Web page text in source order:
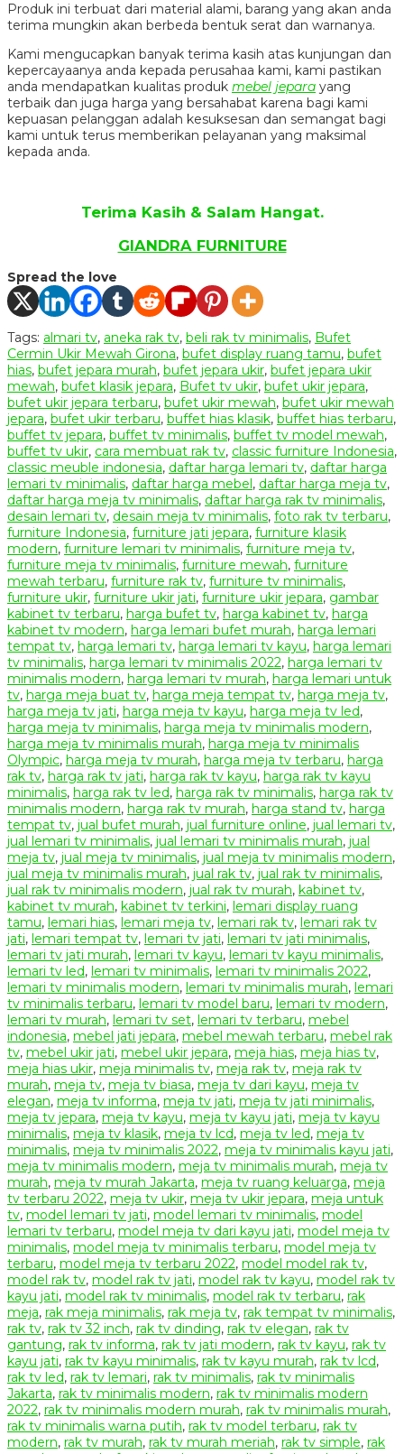
Produk ini terbuat dari material alami, barang yang akan anda
terima mungkin akan berbeda bentuk serat dan warnanya.
Kami mengucapkan banyak terima kasih atas kunjungan dan
kepercayaanya anda kepada perusahaa kami, kami pastikan
anda mendapatkan kualitas produk mebel jepara yang
terbaik dan juga harga yang bersahabat karena bagi kami
kepuasan pelanggan adalah kesuksesan dan semangat bagi
kami untuk terus memberikan pelayanan yang maksimal
kepada anda.
Terima Kasih & Salam Hangat.
GIANDRA FURNITURE
Spread the love
Tags: almari tv, aneka rak tv, beli rak tv minimalis, Bufet
Cermin Ukir Mewah Girona, bufet display ruang tamu, bufet
hias, bufet jepara murah, bufet jepara ukir, bufet jepara ukir
mewah, bufet klasik jepara, Bufet tv ukir, bufet ukir jepara,
bufet ukir jepara terbaru, bufet ukir mewah, bufet ukir mewah
jepara, bufet ukir terbaru, buffet hias klasik, buffet hias terbaru,
buffet tv jepara, buffet tv minimalis, buffet tv model mewah,
buffet tv ukir, cara membuat rak tv, classic furniture Indonesia,
classic meuble indonesia, daftar harga lemari tv, daftar harga
lemari tv minimalis, daftar harga mebel, daftar harga meja tv,
daftar harga meja tv minimalis, daftar harga rak tv minimalis,
desain lemari tv, desain meja tv minimalis, foto rak tv terbaru,
furniture Indonesia, furniture jati jepara, furniture klasik
modern, furniture lemari tv minimalis, furniture meja tv,
furniture meja tv minimalis, furniture mewah, furniture
mewah terbaru, furniture rak tv, furniture tv minimalis,
furniture ukir, furniture ukir jati, furniture ukir jepara, gambar
kabinet tv terbaru, harga bufet tv, harga kabinet tv, harga
kabinet tv modern, harga lemari bufet murah, harga lemari
tempat tv, harga lemari tv, harga lemari tv kayu, harga lemari
tv minimalis, harga lemari tv minimalis 2022, harga lemari tv
minimalis modern, harga lemari tv murah, harga lemari untuk
tv, harga meja buat tv, harga meja tempat tv, harga meja tv,
harga meja tv jati, harga meja tv kayu, harga meja tv led,
harga meja tv minimalis, harga meja tv minimalis modern,
harga meja tv minimalis murah, harga meja tv minimalis
Olympic, harga meja tv murah, harga meja tv terbaru, harga
rak tv, harga rak tv jati, harga rak tv kayu, harga rak tv kayu
minimalis, harga rak tv led, harga rak tv minimalis, harga rak tv
minimalis modern, harga rak tv murah, harga stand tv, harga
tempat tv, jual bufet murah, jual furniture online, jual lemari tv,
jual lemari tv minimalis, jual lemari tv minimalis murah, jual
meja tv, jual meja tv minimalis, jual meja tv minimalis modern,
jual meja tv minimalis murah, jual rak tv, jual rak tv minimalis,
jual rak tv minimalis modern, jual rak tv murah, kabinet tv,
kabinet tv murah, kabinet tv terkini, lemari display ruang
tamu, lemari hias, lemari meja tv, lemari rak tv, lemari rak tv
jati, lemari tempat tv, lemari tv jati, lemari tv jati minimalis,
lemari tv jati murah, lemari tv kayu, lemari tv kayu minimalis,
lemari tv led, lemari tv minimalis, lemari tv minimalis 2022,
lemari tv minimalis modern, lemari tv minimalis murah, lemari
tv minimalis terbaru, lemari tv model baru, lemari tv modern,
lemari tv murah, lemari tv set, lemari tv terbaru, mebel
indonesia, mebel jati jepara, mebel mewah terbaru, mebel rak
tv, mebel ukir jati, mebel ukir jepara, meja hias, meja hias tv,
meja hias ukir, meja minimalis tv, meja rak tv, meja rak tv
murah, meja tv, meja tv biasa, meja tv dari kayu, meja tv
elegan, meja tv informa, meja tv jati, meja tv jati minimalis,
meja tv jepara, meja tv kayu, meja tv kayu jati, meja tv kayu
minimalis, meja tv klasik, meja tv lcd, meja tv led, meja tv
minimalis, meja tv minimalis 2022, meja tv minimalis kayu jati,
meja tv minimalis modern, meja tv minimalis murah, meja tv
murah, meja tv murah Jakarta, meja tv ruang keluarga, meja
tv terbaru 2022, meja tv ukir, meja tv ukir jepara, meja untuk
tv, model lemari tv jati, model lemari tv minimalis, model
lemari tv terbaru, model meja tv dari kayu jati, model meja tv
minimalis, model meja tv minimalis terbaru, model meja tv
terbaru, model meja tv terbaru 2022, model model rak tv,
model rak tv, model rak tv jati, model rak tv kayu, model rak tv
kayu jati, model rak tv minimalis, model rak tv terbaru, rak
meja, rak meja minimalis, rak meja tv, rak tempat tv minimalis,
rak tv, rak tv 32 inch, rak tv dinding, rak tv elegan, rak tv
gantung, rak tv informa, rak tv jati modern, rak tv kayu, rak tv
kayu jati, rak tv kayu minimalis, rak tv kayu murah, rak tv lcd,
rak tv led, rak tv lemari, rak tv minimalis, rak tv minimalis
Jakarta, rak tv minimalis modern, rak tv minimalis modern
2022, rak tv minimalis modern murah, rak tv minimalis murah,
rak tv minimalis warna putih, rak tv model terbaru, rak tv
modern, rak tv murah, rak tv murah meriah, rak tv simple, rak